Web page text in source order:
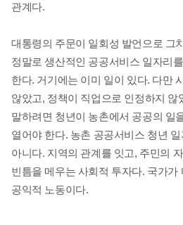
관계다.
대통령의 주문이 일회성 발언으로 그
정말로 생산적인 공공서비스 일자리
한다. 거기에는 이미 일이 있다. 다만
않았고, 정책이 직업으로 인정하지 않
말하려면 청년이 농촌에서 공공의 일
열어야 한다. 농촌 공공서비스 청년
아니다. 지역의 관계를 잇고, 주민의
빈틈을 메우는 사회적 투자다. 국가가
공익적 노동이다.